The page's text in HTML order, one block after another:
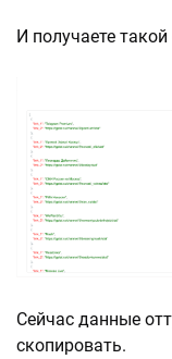
И получаете такой
Сейчас данные
скопировать.